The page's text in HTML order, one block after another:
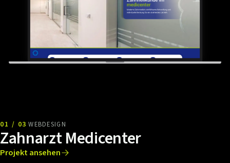
01 / 03 WEBDESIGN
Zahnarzt Medicenter
Projekt ansehen